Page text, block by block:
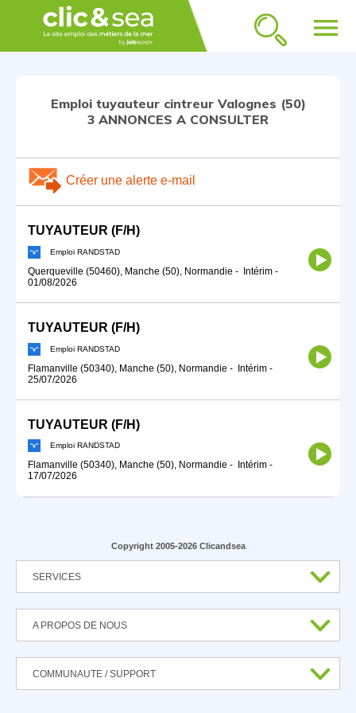
menu
Emploi tuyauteur cintreur Valognes (50)
3 ANNONCES A CONSULTER
Créer une alerte e-mail
TUYAUTEUR (F/H)
Emploi RANDSTAD
Querqueville (50460), Manche (50), Normandie - Intérim -
01/08/2026
TUYAUTEUR (F/H)
Emploi RANDSTAD
Flamanville (50340), Manche (50), Normandie - Intérim -
25/07/2026
TUYAUTEUR (F/H)
Emploi RANDSTAD
Flamanville (50340), Manche (50), Normandie - Intérim -
17/07/2026
Copyright 2005-2026 Clicandsea
SERVICES
A PROPOS DE NOUS
COMMUNAUTE / SUPPORT